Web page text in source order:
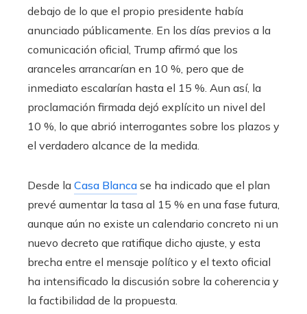
debajo de lo que el propio presidente había
anunciado públicamente. En los días previos a la
comunicación oficial, Trump afirmó que los
aranceles arrancarían en 10 %, pero que de
inmediato escalarían hasta el 15 %. Aun así, la
proclamación firmada dejó explícito un nivel del
10 %, lo que abrió interrogantes sobre los plazos y
el verdadero alcance de la medida.
Desde la Casa Blanca se ha indicado que el plan
prevé aumentar la tasa al 15 % en una fase futura,
aunque aún no existe un calendario concreto ni un
nuevo decreto que ratifique dicho ajuste, y esta
brecha entre el mensaje político y el texto oficial
ha intensificado la discusión sobre la coherencia y
la factibilidad de la propuesta.